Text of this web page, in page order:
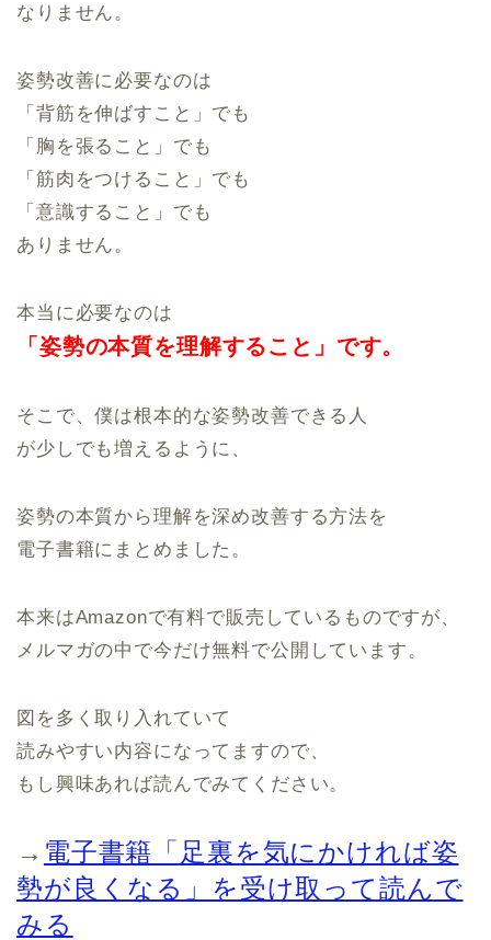
なりません。
姿勢改善に必要なのは
「背筋を伸ばすこと」でも
「胸を張ること」でも
「筋肉をつけること」でも
「意識すること」でも
ありません。
本当に必要なのは
「姿勢の本質を理解すること」です。
そこで、僕は根本的な姿勢改善できる人
が少しでも増えるように、
姿勢の本質から理解を深め改善する方法を
電子書籍にまとめました。
本来はAmazonで有料で販売しているものですが、
メルマガの中で今だけ無料で公開しています。
図を多く取り入れていて
読みやすい内容になってますので、
もし興味あれば読んでみてください。
→ 電子書籍「足裏を気にかければ姿
勢が良くなる」を受け取って読んで
みる